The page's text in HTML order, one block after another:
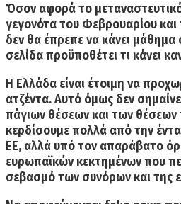
Όσον αφορά το
γεγονότα του Φεβρουαρίου
δεν θα έπρεπε να κάνει μάθημα
σελίδα προϋποθέτει τι κάνει
Η Ελλάδα είναι έτοιμη να
ατζέντα. Αυτό όμως δεν
πάγιων θέσεων και των θέσεων
κερδίσουμε πολλά από την
ΕΕ, αλλά υπό τον απαράβατο
ευρωπαϊκών κεκτημένων που
σεβασμό των συνόρων και της